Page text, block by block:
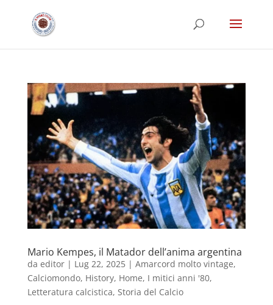
Mario Kempes, il Matador dell’anima argentina
da editor| Lug 22, 2025| Amarcord molto vintage,
Calciomondo, History, Home, I mitici anni '80,
Letteratura calcistica, Storia del Calcio